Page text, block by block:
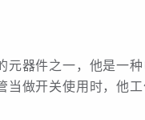
元器件之一，他是一
当做开关使用时，他